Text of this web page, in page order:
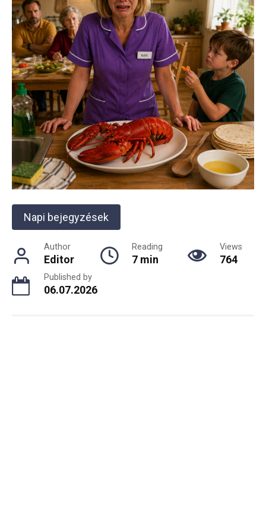
Napi bejegyzések
Author
Editor
Reading
7 min
Views
764
Published by
06.07.2026